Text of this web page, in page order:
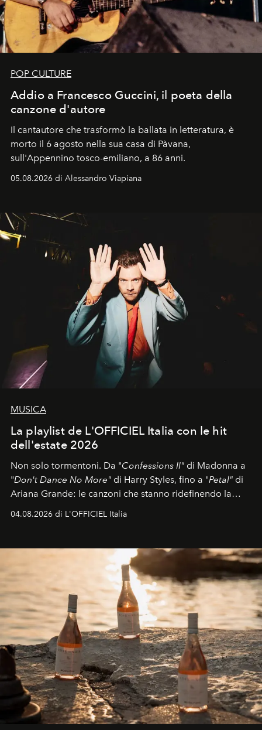
POP CULTURE
Addio a Francesco Guccini, il poeta della
canzone d'autore
Il cantautore che trasformò la ballata in letteratura, è
morto il 6 agosto nella sua casa di Pàvana,
sull'Appennino tosco-emiliano, a 86 anni.
05.08.2026 di Alessandro Viapiana
MUSICA
La playlist de L'OFFICIEL Italia con le hit
dell'estate 2026
Non solo tormentoni. Da "Confessions II" di Madonna a
"Don't Dance No More" di Harry Styles, fino a "Petal" di
Ariana Grande: le canzoni che stanno ridefinendo la
04.08.2026 di L'OFFICIEL Italia